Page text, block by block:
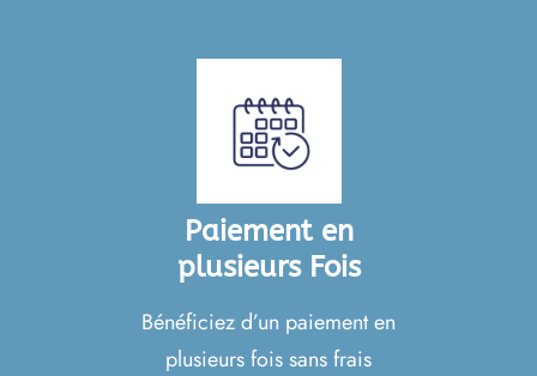
Paiement en
plusieurs Fois
Bénéficiez d’un paiement en
plusieurs fois sans frais